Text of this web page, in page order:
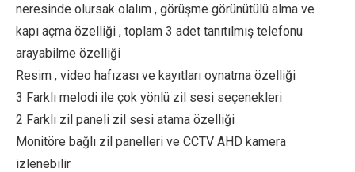
neresinde olursak olalım , görüşme görünütülü alma ve
kapı açma özelliği , toplam 3 adet tanıtılmış telefonu
arayabilme özelliği
Resim , video hafızası ve kayıtları oynatma özelliği
3 Farklı melodi ile çok yönlü zil sesi seçenekleri
2 Farklı zil paneli zil sesi atama özelliği
Monitöre bağlı zil panelleri ve CCTV AHD kamera
izlenebilir